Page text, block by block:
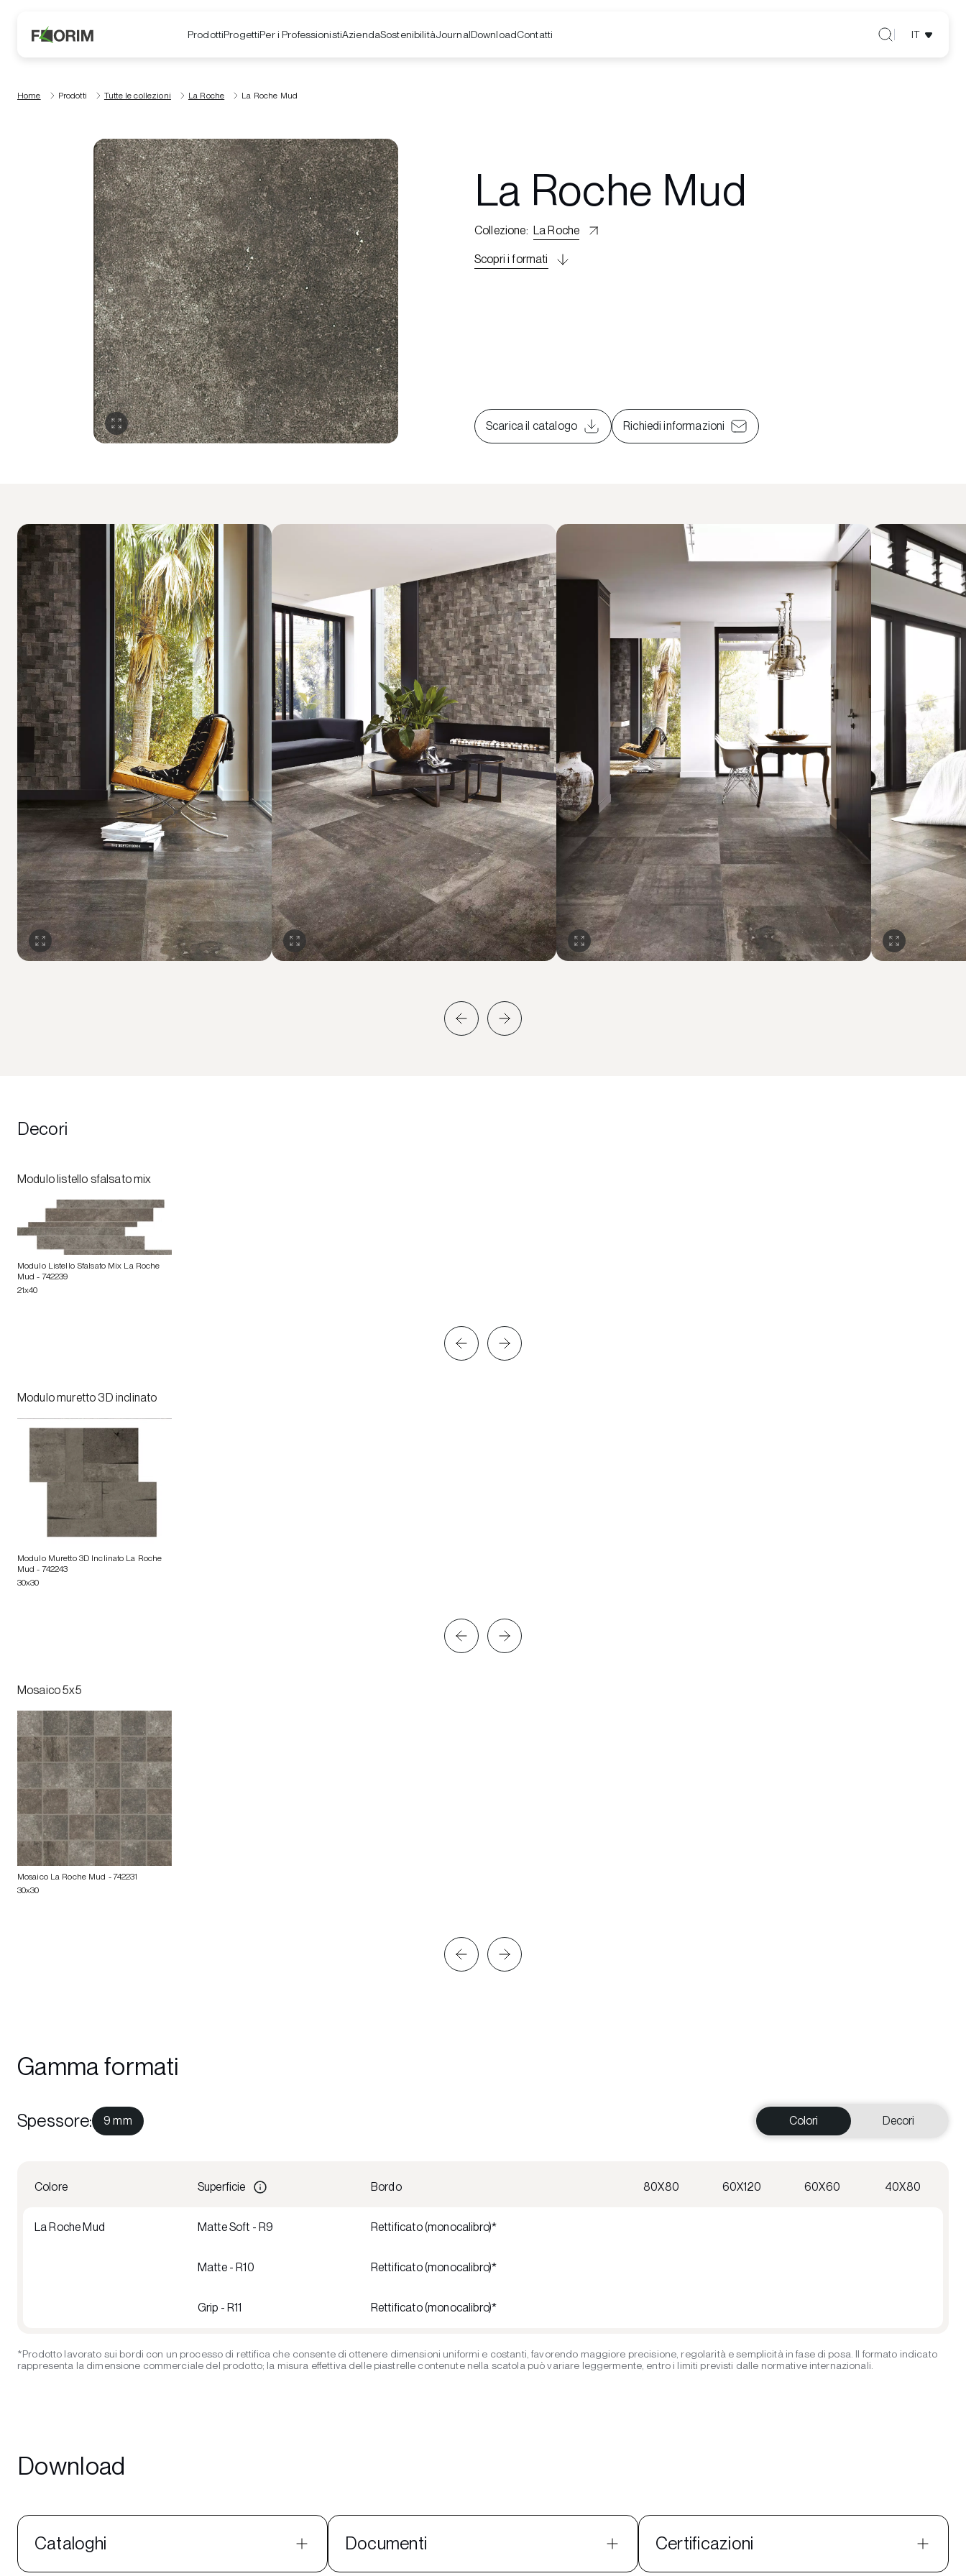
ProdottiProgettiPer i ProfessionistiAziendaSostenibilitàJournalDownloadContatti IT
Home Prodotti Tutte le collezioni La Roche La Roche Mud
La Roche Mud
Collezione: La Roche
Scopri i formati
Scarica il catalogo Richiedi informazioni
Decori
Modulo listello sfalsato mix
Modulo Listello Sfalsato Mix La Roche
Mud - 742239
21x40
Modulo muretto 3D inclinato
Modulo Muretto 3D Inclinato La Roche
Mud - 742243
30x30
Mosaico 5x5
Mosaico La Roche Mud - 742231
30x30
Gamma formati
Spessore: 9 mm Colori Decori
Colore Superficie Bordo 80X80 60X120 60X60 40X80
La Roche Mud Matte Soft - R9 Rettificato (monocalibro)*
Matte - R10 Rettificato (monocalibro)*
Grip - R11 Rettificato (monocalibro)*
*Prodotto lavorato sui bordi con un processo di rettifica che consente di ottenere dimensioni uniformi e costanti, favorendo maggiore precisione, regolarità e semplicità in fase di posa. Il formato indicato
rappresenta la dimensione commerciale del prodotto; la misura effettiva delle piastrelle contenute nella scatola può variare leggermente, entro i limiti previsti dalle normative internazionali.
Download
Cataloghi Documenti Certificazioni